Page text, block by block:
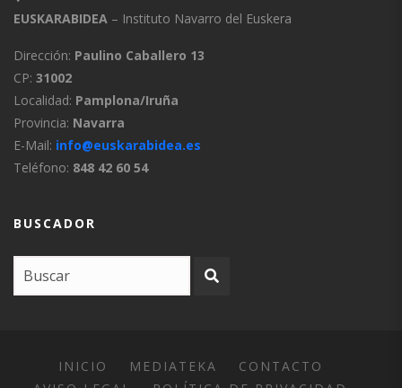
EUSKARABIDEA – Instituto Navarro del Euskera
Dirección: Paulino Caballero 13
CP: 31002
Localidad: Pamplona/Iruña
Provincia: Navarra
E-Mail: info@euskarabidea.es
Teléfono: 848 42 60 54
BUSCADOR
INICIO MEDIATEKA
CONTACTO